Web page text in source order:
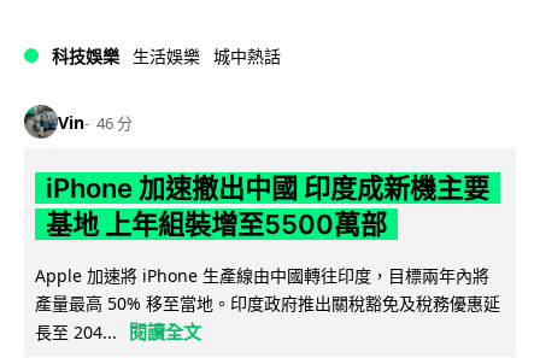
科技娛樂 生活娛樂 城中熱話
Vin 46 分
iPhone 加速撤出中國 印度成新機主要
基地 上年組裝增至5500萬部
Apple 加速將 iPhone 生產線由中國轉往印度，目標兩年內將
產量最高 50% 移至當地。印度政府推出關稅豁免及稅務優惠延
長至 204...
閱讀全文